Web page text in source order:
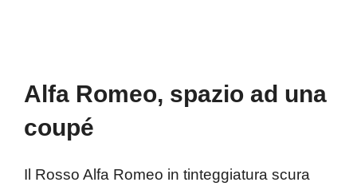
Alfa Romeo, spazio ad una
coupé
Il Rosso Alfa Romeo in tinteggiatura scura